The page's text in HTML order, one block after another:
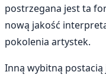
postrzegana jest ta
nową jakość
pokolenia artystek.
Inną wybitną postacią